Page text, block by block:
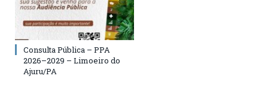
Consulta Pública – PPA
2026–2029 – Limoeiro do
Ajuru/PA